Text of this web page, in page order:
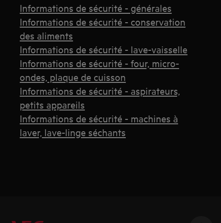
Informations de sécurité - générales
Informations de sécurité - conservation
des aliments
Informations de sécurité - lave-vaisselle
Informations de sécurité - four, micro-
ondes, plaque de cuisson
Informations de sécurité - aspirateurs,
petits appareils
Informations de sécurité - machines à
laver, lave-linge séchants